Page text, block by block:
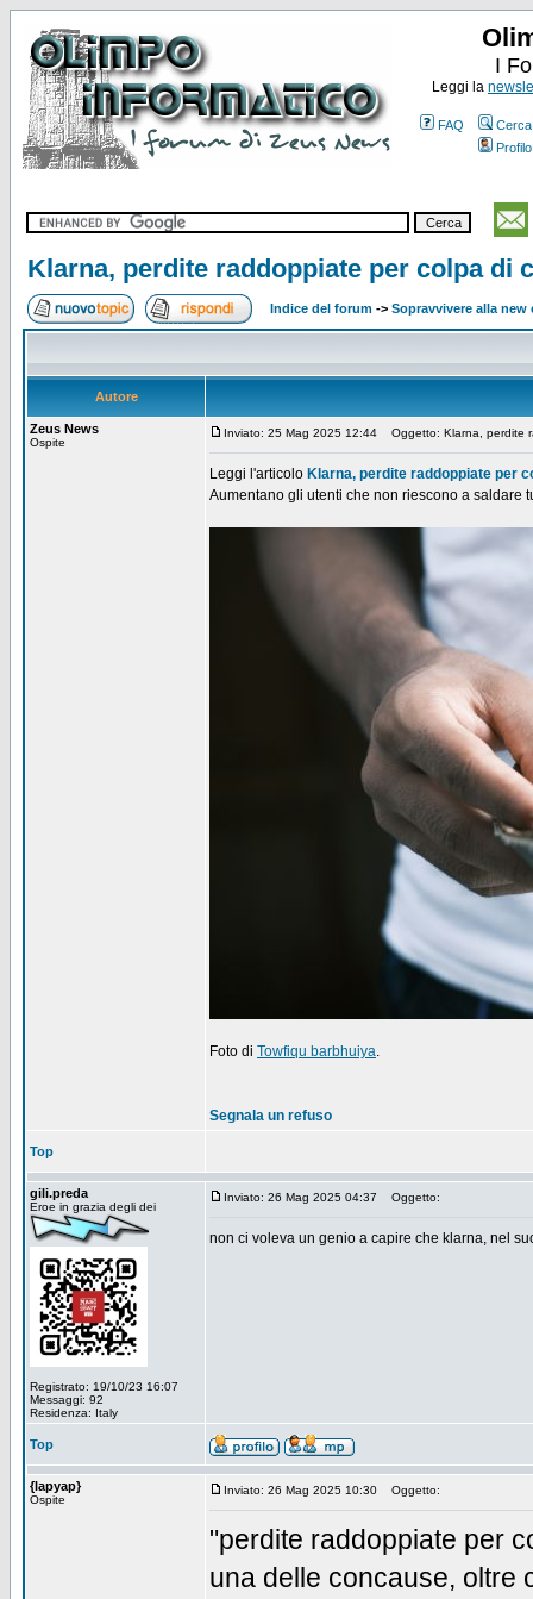
I
Leggi la
FAQ
Cerca
Profilo
Klarna, perdite raddoppiate per colpa di
Indice del forum -> Sopravvivere alla new
Autore
Zeus News
Ospite
Inviato: 25 Mag 2025 12:44 Oggetto: Klarna, perdite
Leggi l'articolo Klarna, perdite raddoppiate per
Aumentano gli utenti che non riescono a saldare
Foto di Towfiqu barbhuiya.
Segnala un refuso
Top
gili.preda
Eroe in grazia degli dei
Registrato: 19/10/23 16:07
Messaggi: 92
Residenza: Italy
Inviato: 26 Mag 2025 04:37 Oggetto:
non ci voleva un genio a capire che klarna, nel
Top
{lapyap}
Ospite
Inviato: 26 Mag 2025 10:30 Oggetto:
"perdite raddoppiate per
una delle concause, oltre